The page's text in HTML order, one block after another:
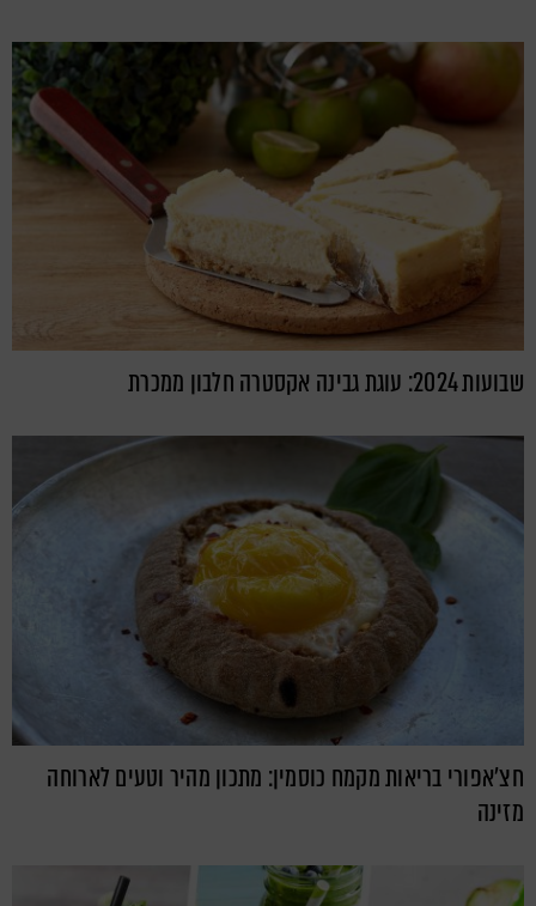
שבועות 2024: עוגת גבינה אקסטרה חלבון ממכרת
חצ'אפורי בריאות מקמח כוסמין: מתכון מהיר וטעים לארוחה
מזינה